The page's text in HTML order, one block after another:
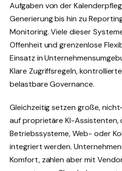
Aufgaben von der
Generierung bis hin zu
Monitoring. Viele dieser
Offenheit und grenzenlose
Einsatz in
Klare Zugriffsregeln,
belastbare Governance.
Gleichzeitig setzen große,
auf proprietäre KI-Assistenten,
Betriebssysteme, Web- oder
integriert werden.
Komfort, zahlen aber mit